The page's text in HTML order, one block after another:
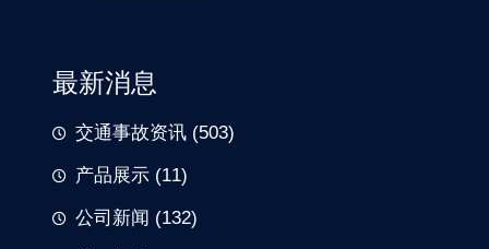
最新消息
交通事故资讯 (503)
产品展示 (11)
公司新闻 (132)